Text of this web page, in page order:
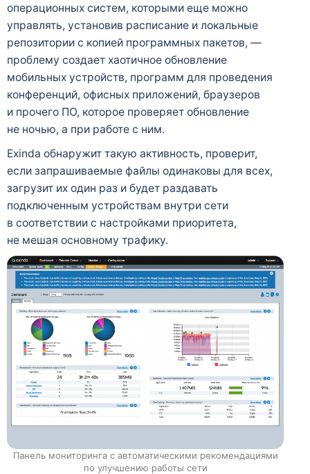
операционных систем, которыми еще можно
управлять, установив расписание и локальные
репозитории с копией программных пакетов, —
проблему создает хаотичное обновление
мобильных устройств, программ для проведения
конференций, офисных приложений, браузеров
и прочего ПО, которое проверяет обновление
не ночью, а при работе с ним.
Exinda обнаружит такую активность, проверит,
если запрашиваемые файлы одинаковы для всех,
загрузит их один раз и будет раздавать
подключенным устройствам внутри сети
в соответствии с настройками приоритета,
не мешая основному трафику.
Панель мониторинга с автоматическими рекомендациями
по улучшению работы сети